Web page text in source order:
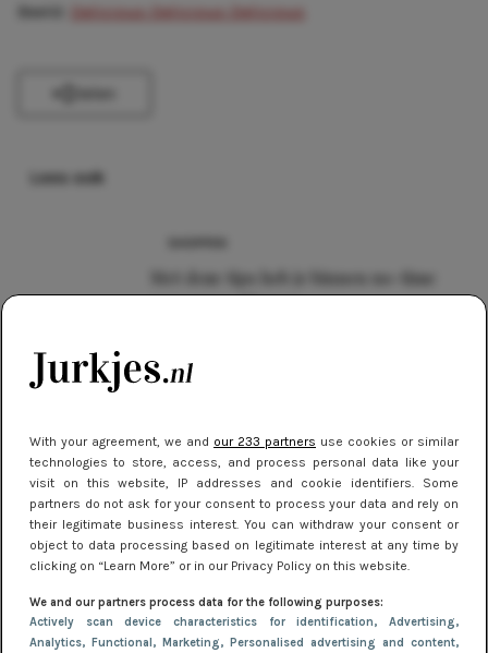
With your agreement, we and our 233 partners use cookies or similar
technologies to store, access, and process personal data like your
visit on this website, IP addresses and cookie identifiers. Some
partners do not ask for your consent to process your data and rely on
their legitimate business interest. You can withdraw your consent or
object to data processing based on legitimate interest at any time by
clicking on “Learn More” or in our Privacy Policy on this website.
We and our partners process data for the following purposes:
Actively scan device characteristics for identification, Advertising,
Analytics, Functional, Marketing, Personalised advertising and content,
Beeld: Delicious Delicious Delicious
Lees ook
Met deze tips heb je binnen no-time
DIY: maak je eigen festivaljurkje
DIY
Blote rug? Zó verstop je dus je beha!
(DIY)
DIY
DIY: transparante clutch